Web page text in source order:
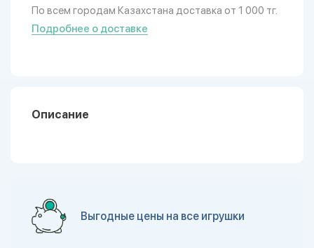
По всем городам Казахстана доставка от 1 000 тг.
Подробнее о доставке
Описание
Выгодные цены на все игрушки